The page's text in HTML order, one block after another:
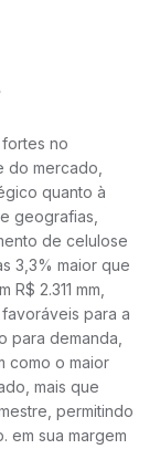
no
do mercado,
quanto à
geografias,
de celulose
3,3% maior que
2.311 mm,
para a
para demanda,
como o maior
mais que
permitindo
em sua margem